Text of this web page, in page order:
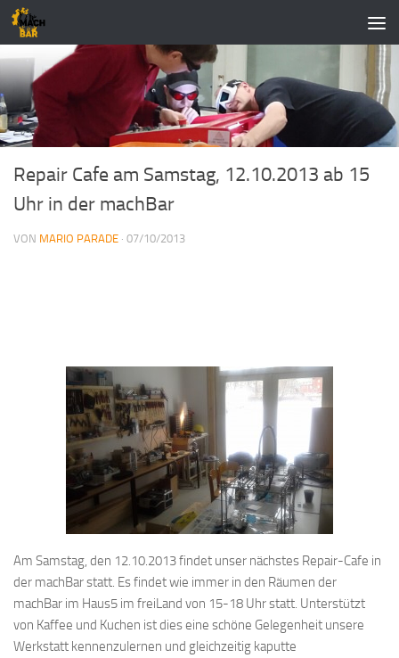
Zum Inhalt springen
Repair Cafe am Samstag, 12.10.2013 ab 15
Uhr in der machBar
VON MARIO PARADE · 07/10/2013
Am Samstag, den 12.10.2013 findet unser nächstes Repair-Cafe in
der machBar statt. Es findet wie immer in den Räumen der
machBar im Haus5 im freiLand von 15-18 Uhr statt. Unterstützt
von Kaffee und Kuchen ist dies eine schöne Gelegenheit unsere
Werkstatt kennenzulernen und gleichzeitig kaputte